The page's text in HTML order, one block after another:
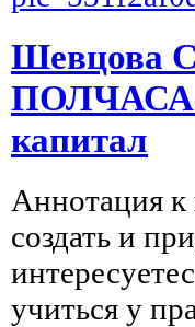
ПОЛЧАСА.
капитал
Аннотация
создать и
учиться у